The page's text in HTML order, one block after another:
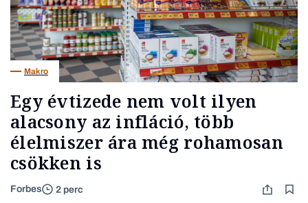
Makro
Egy évtizede nem volt ilyen
alacsony az infláció, több
élelmiszer ára még rohamosan
csökken is
Forbes 2 perc